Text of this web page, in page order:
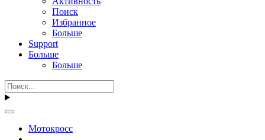
Поиск
Избранное
Больше
Support
Больше
Больше
Мотокросс